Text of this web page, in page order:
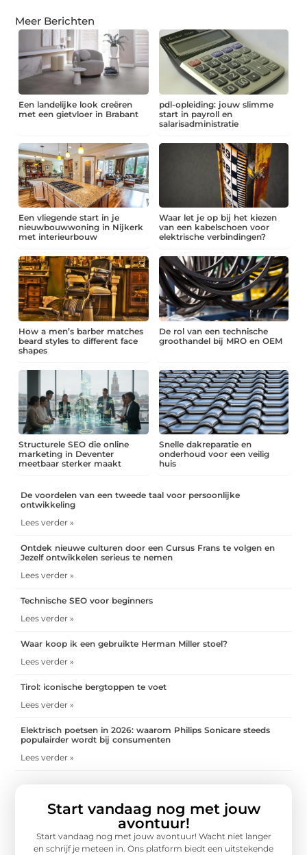
Meer Berichten
Een landelijke look creëren
met een gietvloer in Brabant
pdl-opleiding: jouw slimme
start in payroll en
salarisadministratie
Een vliegende start in je
nieuwbouwwoning in Nijkerk
met interieurbouw
Waar let je op bij het kiezen
van een kabelschoen voor
elektrische verbindingen?
How a men’s barber matches
beard styles to different face
shapes
De rol van een technische
groothandel bij MRO en OEM
Structurele SEO die online
marketing in Deventer
meetbaar sterker maakt
Snelle dakreparatie en
onderhoud voor een veilig
huis
De voordelen van een tweede taal voor persoonlijke
ontwikkeling
Lees verder »
Ontdek nieuwe culturen door een Cursus Frans te volgen en
Jezelf ontwikkelen serieus te nemen
Lees verder »
Technische SEO voor beginners
Lees verder »
Waar koop ik een gebruikte Herman Miller stoel?
Lees verder »
Tirol: iconische bergtoppen te voet
Lees verder »
Elektrisch poetsen in 2026: waarom Philips Sonicare steeds
populairder wordt bij consumenten
Lees verder »
Start vandaag nog met jouw
avontuur!
Start vandaag nog met jouw avontuur! Wacht niet langer
en schrijf je meteen in. Ons platform biedt een uitstekende